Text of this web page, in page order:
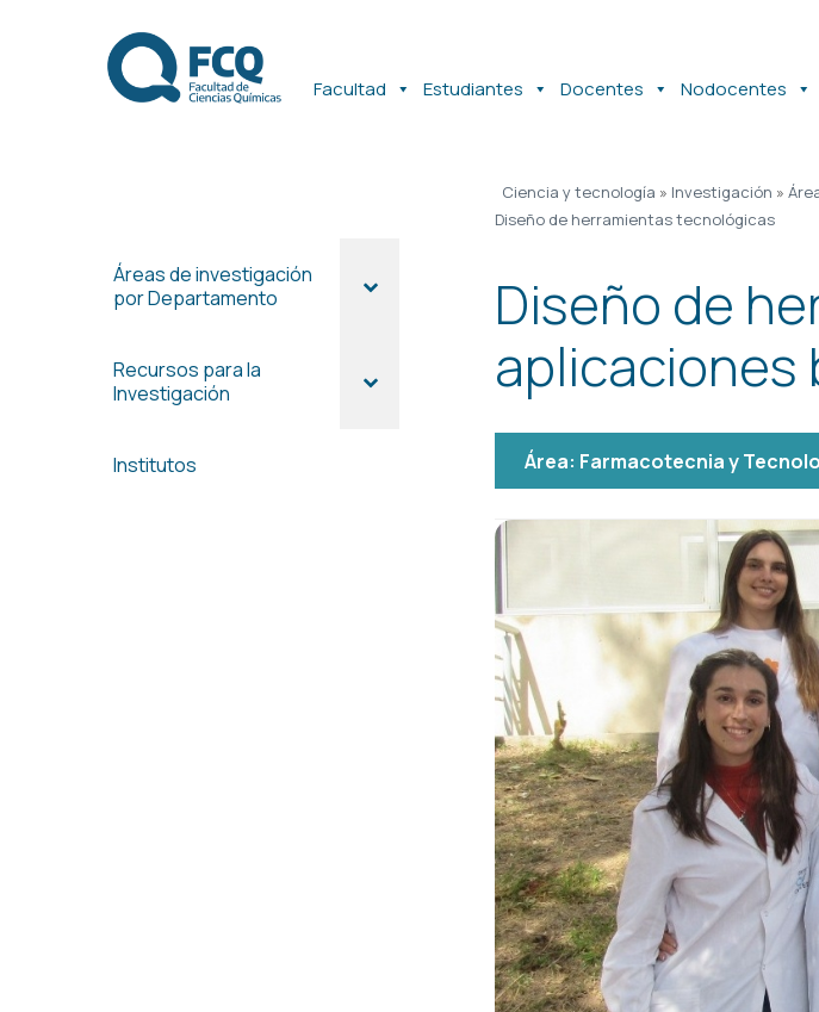
Facultad Estudiantes Docentes Nodocentes
Ciencia y tecnología » Investigación »
Diseño de herramientas tecnológicas
Diseño de
aplicaciones
Área: Farmacotecnia y
Áreas de investigación
por Departamento
Recursos para la
Investigación
Institutos